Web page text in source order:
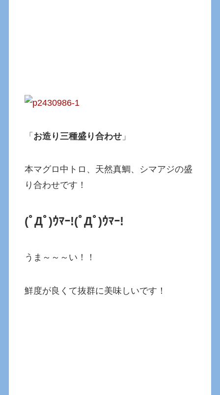
「 お造り三種盛り合わせ 」
本マグロ中トロ、天然真鯛、シマアジの盛
り合わせです！
(ﾟДﾟ)ｳﾏｰ!(ﾟДﾟ)ｳﾏｰ!
うま～～～い！！
鮮度が良くて抜群に美味しいです！